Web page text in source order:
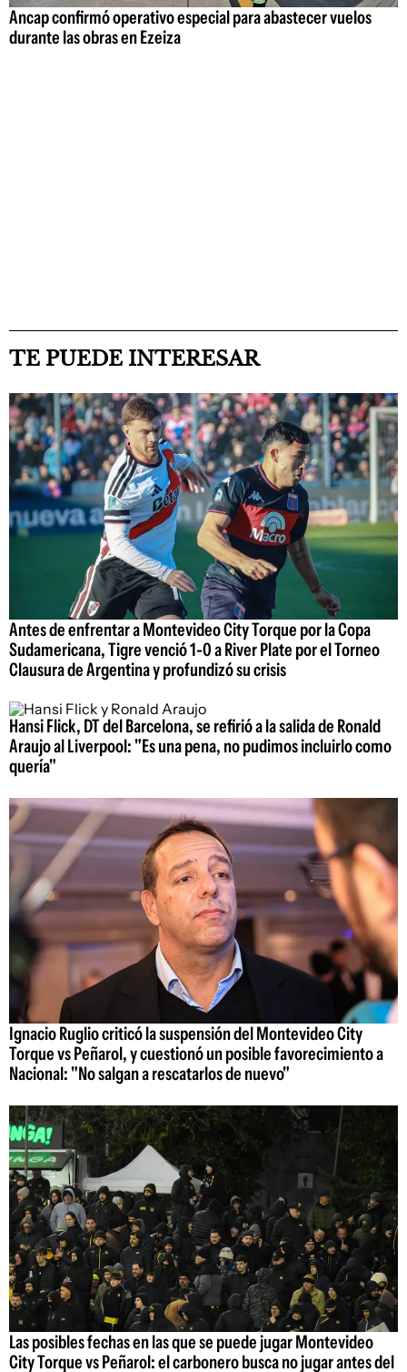
Ancap confirmó operativo especial para abastecer vuelos
durante las obras en Ezeiza
TE PUEDE INTERESAR
Antes de enfrentar a Montevideo City Torque por la Copa
Sudamericana, Tigre venció 1-0 a River Plate por el Torneo
Clausura de Argentina y profundizó su crisis
Hansi Flick, DT del Barcelona, se refirió a la salida de Ronald
Araujo al Liverpool: "Es una pena, no pudimos incluirlo como
quería"
Ignacio Ruglio criticó la suspensión del Montevideo City
Torque vs Peñarol, y cuestionó un posible favorecimiento a
Nacional: "No salgan a rescatarlos de nuevo"
Las posibles fechas en las que se puede jugar Montevideo
City Torque vs Peñarol: el carbonero busca no jugar antes del